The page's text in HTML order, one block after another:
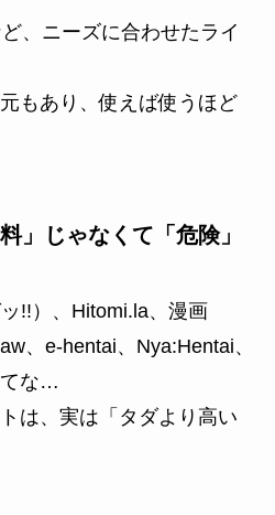
、ニーズに合わせたライ
もあり、使えば使うほど
」じゃなくて「危険」
!!）、Hitomi.la、漫画
、e-hentai、Nya:Hentai、
てな…
は、実は「タダより高い